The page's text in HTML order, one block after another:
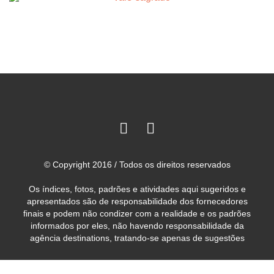
© Copyright 2016 / Todos os direitos reservados
Os índices, fotos, padrões e atividades aqui sugeridos e
apresentados são de responsabilidade dos fornecedores
finais e podem não condizer com a realidade e os padrões
informados por eles, não havendo responsabilidade da
agência destinations, tratando-se apenas de sugestões